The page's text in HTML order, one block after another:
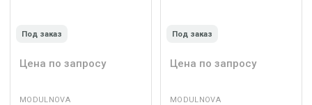
Под заказ
Цена по запросу
MODULNOVA
Под заказ
Цена по запросу
MODULNOVA